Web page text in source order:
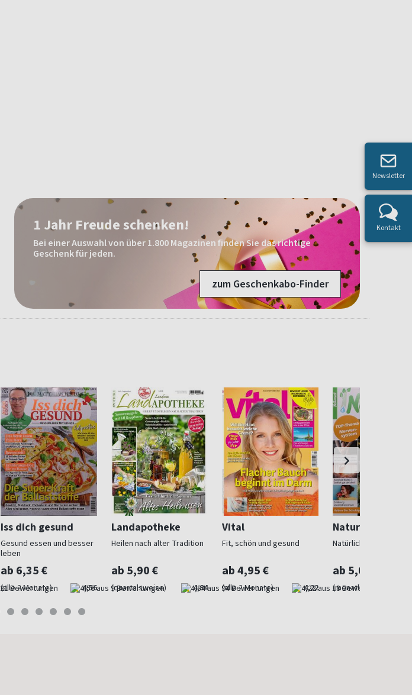
1 Jahr Freude schenken!
Bei einer Auswahl von über 1.800 Magazinen finden Sie das richtige
Geschenk für jeden.
zum Geschenkabo-Finder
Iss dich gesund
Gesund essen und besser
leben
ab 6,35 €
(alle 2 Monate) 4,56
Landapotheke
Heilen nach alter Tradition
ab 5,90 €
(quartalsweise) 4,84
Vital
Fit, schön und gesund
ab 4,95 €
(alle 2 Monate) 4,22
Naturarzt
Natürliche
ab 5,00 €
(monatlich)
Newsletter
Kontakt